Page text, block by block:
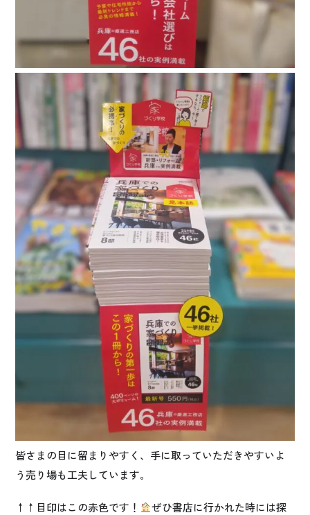
皆さまの目に留まりやすく、手に取っていただきやすいよ
う売り場も工夫しています。
↑↑目印はこの赤色です！
ぜひ書店に行かれた時には探